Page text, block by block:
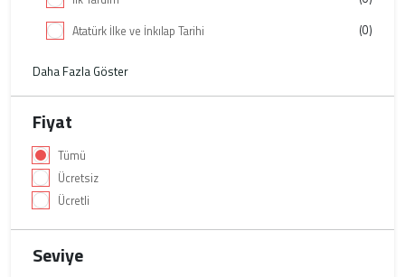
Atatürk İlke ve İnkılap Tarihi
(0)
Daha Fazla Göster
Fiyat
Tümü
Ücretsiz
Ücretli
Seviye